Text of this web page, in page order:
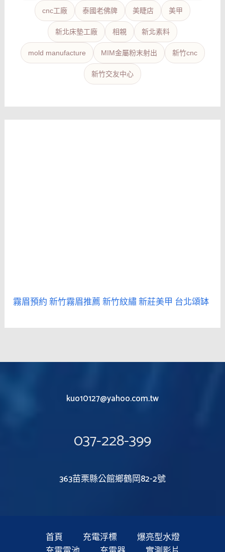
cnc工廠 泰國老佛牌 美睫店 美甲
新北床墊工廠 相親 新北素料
mold manufacture MIM金屬粉末射出 新竹cnc
新竹交友中心
霧眉預約新竹霧眉推薦新竹紋繡新莊美甲 台北頌缽
kuo10127@yahoo.com.tw
037-228-399
363苗栗縣公館鄉鶴岡82-2號
首頁 充電浮標
爆亮型水燈